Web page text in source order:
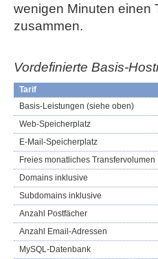
wenigen Minuten einen
zusammen.
Vordefinierte Basis-
Tarif
Basis-Leistungen (siehe oben)
Web-Speicherplatz
E-Mail-Speicherplatz
Freies monatliches Transfervolumen
Domains inklusive
Subdomains inklusive
Anzahl Postfächer
Anzahl Email-Adressen
MySQL-Datenbank